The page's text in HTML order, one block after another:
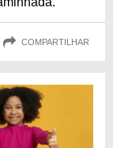
COMPARTILHAR